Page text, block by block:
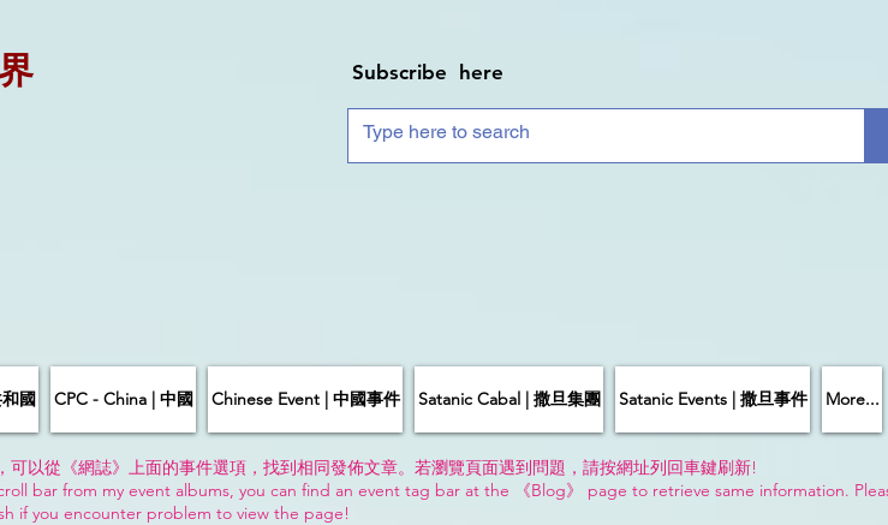
Subscribe here
國 CPC - China | 中國 Chinese Event | 中國事件 Satanic Cabal | 撒旦集團 Satanic Events | 撒旦事件 More...
以從《網誌》上面的事件選項，找到相同發佈文章。若瀏覽頁面遇到問題，請按網址列回車鍵刷新!
bar from my event albums, you can find an event tag bar at the 《Blog》 page to retrieve same information.
if you encounter problem to view the page!